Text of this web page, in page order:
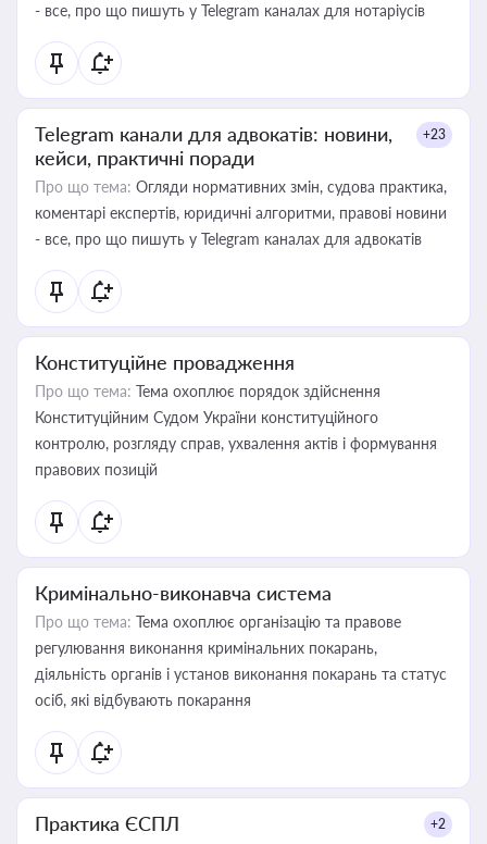
- все, про що пишуть у Telegram каналах для нотаріусів
Telegram канали для адвокатів: новини,
кейси, практичні поради
+23
Про що тема: Огляди нормативних змін, судова практика,
коментарі експертів, юридичні алгоритми, правові новини
- все, про що пишуть у Telegram каналах для адвокатів
Конституційне провадження
Про що тема: Тема охоплює порядок здійснення
Конституційним Судом України конституційного
контролю, розгляду справ, ухвалення актів і формування
правових позицій
Кримінально-виконавча система
Про що тема: Тема охоплює організацію та правове
регулювання виконання кримінальних покарань,
діяльність органів і установ виконання покарань та статус
осіб, які відбувають покарання
Практика ЄСПЛ +2